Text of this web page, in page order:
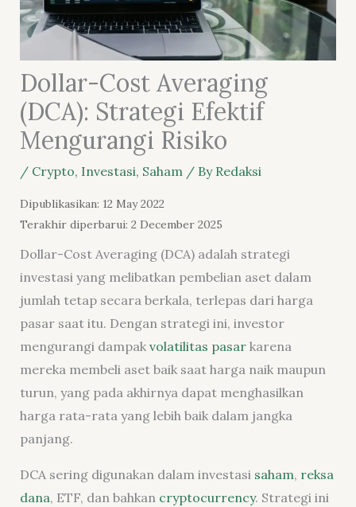
Dollar-Cost Averaging
(DCA): Strategi Efektif
Mengurangi Risiko
/ Crypto, Investasi, Saham/ By Redaksi
Dipublikasikan: 12 May 2022
Terakhir diperbarui: 2 December 2025
Dollar-Cost Averaging (DCA) adalah strategi
investasi yang melibatkan pembelian aset dalam
jumlah tetap secara berkala, terlepas dari harga
pasar saat itu. Dengan strategi ini, investor
mengurangi dampak volatilitas pasarkarena
mereka membeli aset baik saat harga naik maupun
turun, yang pada akhirnya dapat menghasilkan
harga rata-rata yang lebih baik dalam jangka
panjang.
DCA sering digunakan dalam investasi saham, reksa
dana, ETF, dan bahkan cryptocurrency. Strategi ini